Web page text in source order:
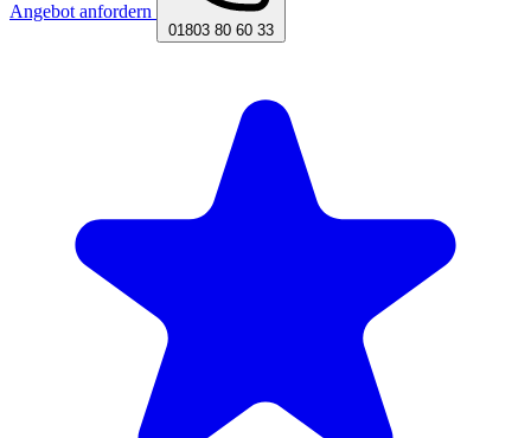
Angebot anfordern
01803 80 60 33